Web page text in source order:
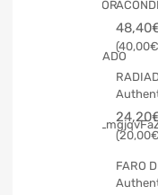
48,40
40,00€
24,20
20,00€
FARO